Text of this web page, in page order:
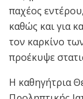
παχέος
καθώς και για
τον καρκίνο
προέκυψε
Η καθηγήτρια